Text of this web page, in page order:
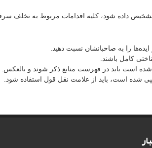
داده شود، کلیه اقدامات مربوط به تخلف
را به صاحبانشان نسبت دهید.
کامل باشند.
شده است باید در فهرست منابع ذکر شوند و بالعکس.